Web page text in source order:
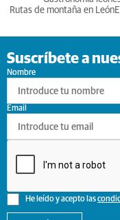
Rutas de montaña en León
Suscríbete a
Nombre
He leído y acepto las
Email